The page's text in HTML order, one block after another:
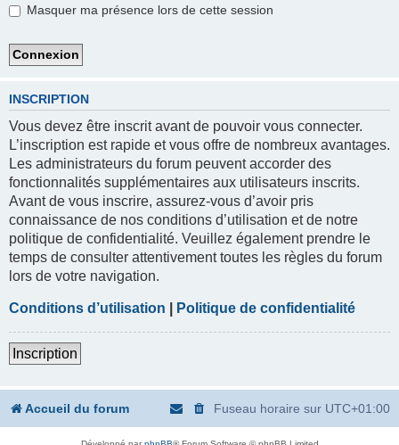
Masquer ma présence lors de cette session
INSCRIPTION
Vous devez être inscrit avant de pouvoir vous connecter.
L’inscription est rapide et vous offre de nombreux avantages.
Les administrateurs du forum peuvent accorder des
fonctionnalités supplémentaires aux utilisateurs inscrits.
Avant de vous inscrire, assurez-vous d’avoir pris
connaissance de nos conditions d’utilisation et de notre
politique de confidentialité. Veuillez également prendre le
temps de consulter attentivement toutes les règles du forum
lors de votre navigation.
Conditions d’utilisation Politique de confidentialité
Inscription
Accueil du forum Fuseau horaire sur UTC+01:00